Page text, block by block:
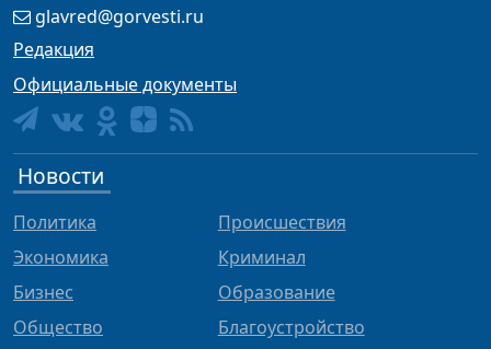
glavred@gorvesti.ru
Редакция
Официальные документы
Новости
Политика
Экономика
Бизнес
Общество
Происшествия
Криминал
Образование
Благоустройство